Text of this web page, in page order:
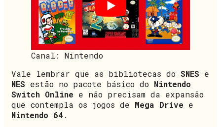
Canal: Nintendo
Vale lembrar que as bibliotecas do SNES e
NES estão no pacote básico do Nintendo
Switch Online e não precisam da expansão
que contempla os jogos de Mega Drive e
Nintendo 64 .